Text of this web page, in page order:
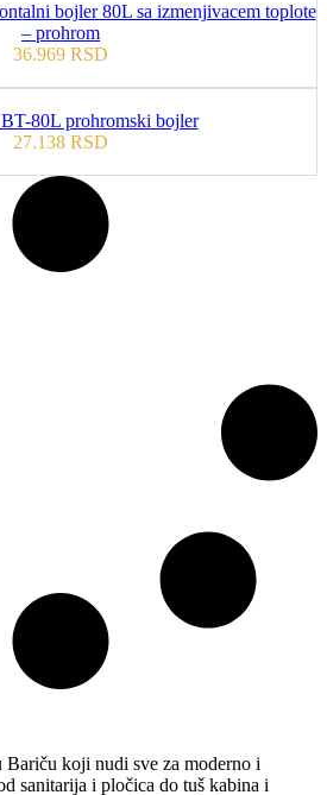
bojler 80L sa izmenjivacem toplote
– prohrom
36.969 RSD
80L prohromski bojler
27.138 RSD
Bariču koji nudi sve za moderno i
sanitarija i pločica do tuš kabina i